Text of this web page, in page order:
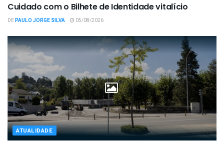
Cuidado com o Bilhete de Identidade vitalício
DEPAULO JORGE SILVA 05/08/2026
ATUALIDADE